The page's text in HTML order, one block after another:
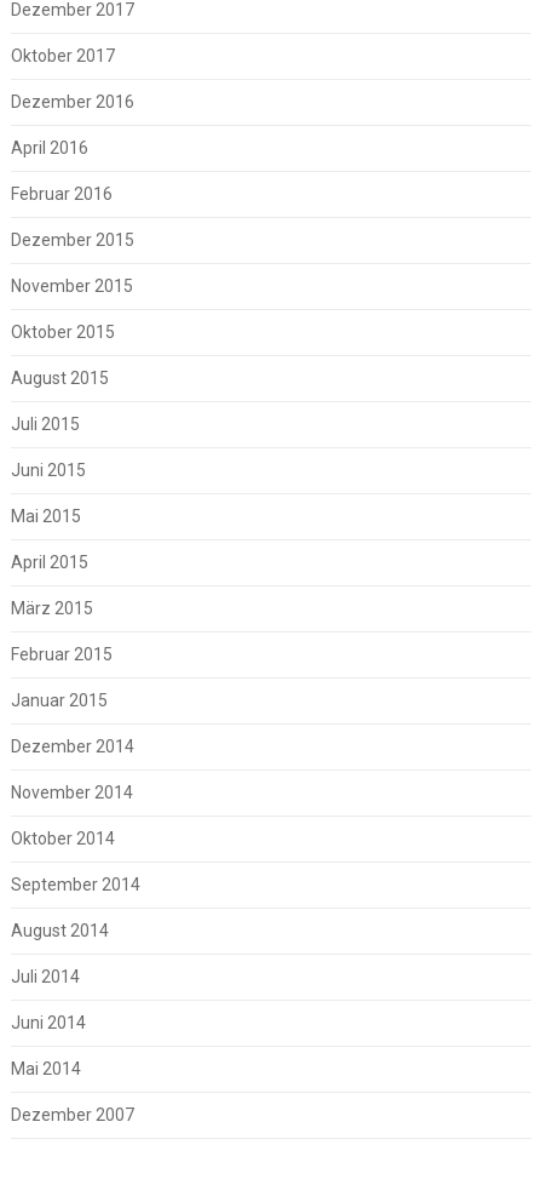
Dezember 2017
Oktober 2017
Dezember 2016
April 2016
Februar 2016
Dezember 2015
November 2015
Oktober 2015
August 2015
Juli 2015
Juni 2015
Mai 2015
April 2015
März 2015
Februar 2015
Januar 2015
Dezember 2014
November 2014
Oktober 2014
September 2014
August 2014
Juli 2014
Juni 2014
Mai 2014
Dezember 2007